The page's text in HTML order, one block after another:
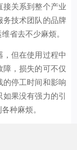
关系到整个产业
技术团队的品牌
省去不少麻烦。
但在使用过程中
，损失的可不仅
停工时间和影响
果没有强力的引
种麻烦。